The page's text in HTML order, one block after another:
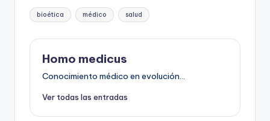
Etiquetas:
bioética médico salud
Homo medicus
Conocimiento médico en evolución...
Ver todas las entradas